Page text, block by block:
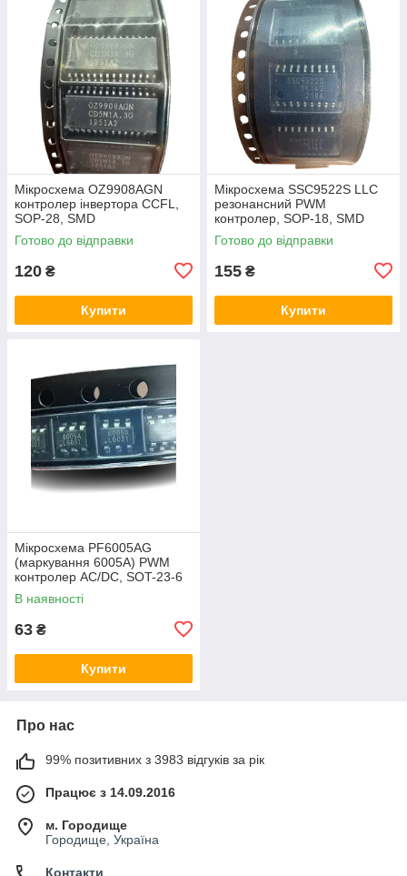
Мікросхема OZ9908AGN
контролер інвертора CCFL,
SOP-28, SMD
Готово до відправки
120 ₴
Купити
Мікросхема SSC9522S LLC
резонансний PWM
контролер, SOP-18, SMD
Готово до відправки
155 ₴
Купити
Мікросхема PF6005AG
(маркування 6005A) PWM
контролер AC/DC, SOT-23-6
В наявності
63 ₴
Купити
Про нас
99% позитивних з 3983 відгуків за рік
Працює з 14.09.2016
м. Городище
Городище, Україна
Контакти